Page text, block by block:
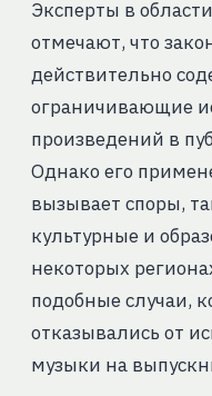
Эксперты в
отмечают, что
действительно
ограничивающие
произведений в
Однако его
вызывает споры,
культурные и
некоторых
подобные случаи,
отказывались от
музыки на